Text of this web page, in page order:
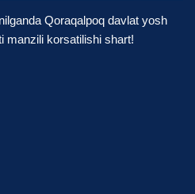
Qoraqalpoq davlat yosh
manzili korsatilishi shart!